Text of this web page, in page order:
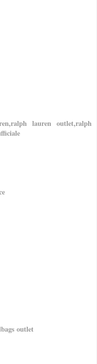
lauren outlet,ralph
outlet